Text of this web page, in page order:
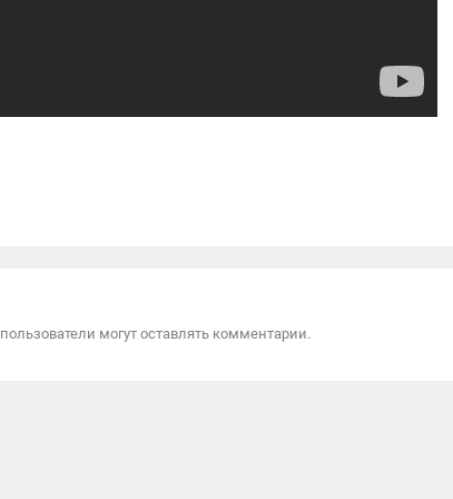
пользователи могут оставлять комментарии.